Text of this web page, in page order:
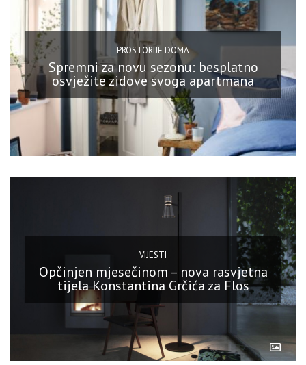
PROSTORIJE DOMA
Spremni za novu sezonu: besplatno
osvježite zidove svoga apartmana
VIJESTI
Opčinjen mjesečinom – nova rasvjetna
tijela Konstantina Grčića za Flos